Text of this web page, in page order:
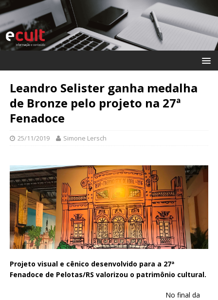
Leandro Selister ganha medalha
de Bronze pelo projeto na 27ª
Fenadoce
25/11/2019 Simone Lersch
Projeto visual e cênico desenvolvido para a 27ª
Fenadoce de Pelotas/RS valorizou o patrimônio cultural.
No final da